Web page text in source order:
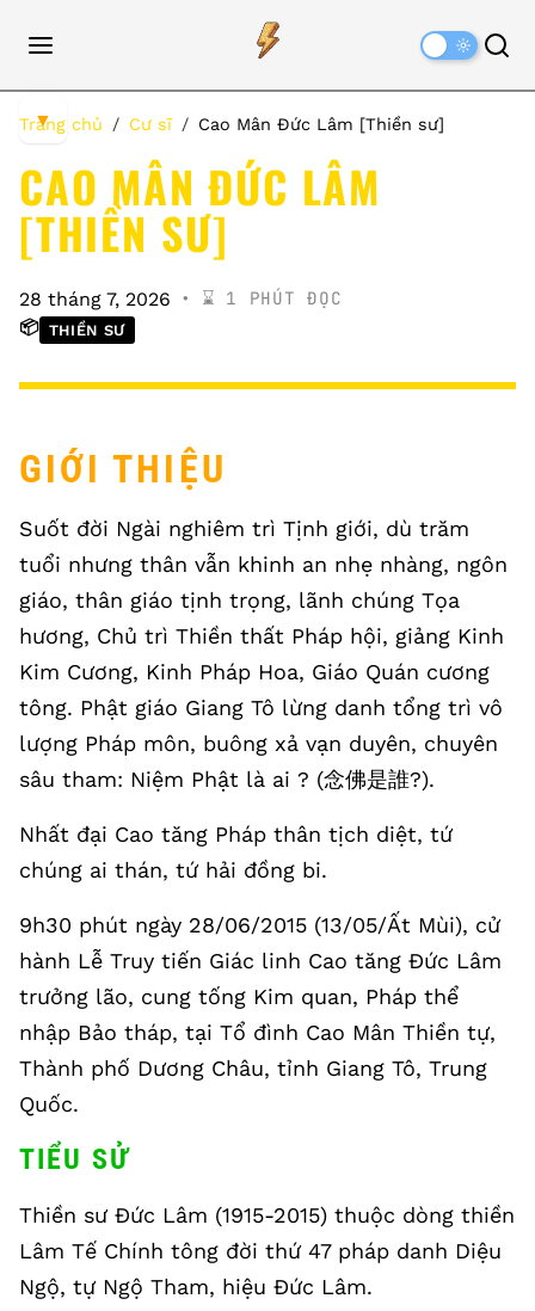
Trang chủ Cư sĩ Cao Mân Đức Lâm [Thiền sư]
CAO MÂN ĐỨC LÂM
[THIỀN SƯ]
28 tháng 7, 2026 ⌛️ 1 PHÚT ĐỌC
📦 THIỀN SƯ
GIỚI THIỆU
Suốt đời Ngài nghiêm trì Tịnh giới, dù trăm
tuổi nhưng thân vẫn khinh an nhẹ nhàng, ngôn
giáo, thân giáo tịnh trọng, lãnh chúng Tọa
hương, Chủ trì Thiền thất Pháp hội, giảng Kinh
Kim Cương, Kinh Pháp Hoa, Giáo Quán cương
tông. Phật giáo Giang Tô lừng danh tổng trì vô
lượng Pháp môn, buông xả vạn duyên, chuyên
sâu tham: Niệm Phật là ai ? (念佛是誰?).
Nhất đại Cao tăng Pháp thân tịch diệt, tứ
chúng ai thán, tứ hải đồng bi.
9h30 phút ngày 28/06/2015 (13/05/Ất Mùi), cử
hành Lễ Truy tiến Giác linh Cao tăng Đức Lâm
trưởng lão, cung tống Kim quan, Pháp thể
nhập Bảo tháp, tại Tổ đình Cao Mân Thiền tự,
Thành phố Dương Châu, tỉnh Giang Tô, Trung
Quốc.
TIỂU SỬ
Thiền sư Đức Lâm (1915-2015) thuộc dòng thiền
Lâm Tế Chính tông đời thứ 47 pháp danh Diệu
Ngộ, tự Ngộ Tham, hiệu Đức Lâm.
▼